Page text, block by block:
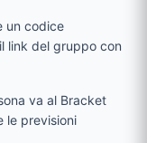
un codice
link del gruppo con
va al Bracket
le previsioni